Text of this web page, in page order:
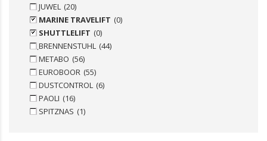
JUWEL (20)
MARINE TRAVELIFT (0)
SHUTTLELIFT (0)
ฺBRENNENSTUHL (44)
METABO (56)
EUROBOOR (55)
DUSTCONTROL (6)
PAOLI (16)
SPITZNAS (1)